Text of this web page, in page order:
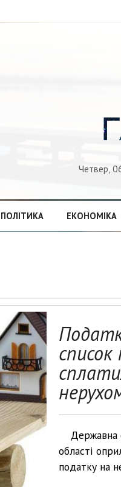
Четвер,
ПОЛІТИКА ЕКОНОМІКА
список
Державна
області
податку на